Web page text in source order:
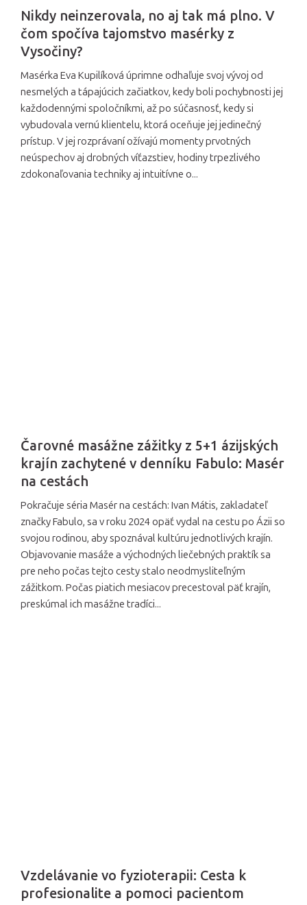
Nikdy neinzerovala, no aj tak má plno. V
čom spočíva tajomstvo masérky z
Vysočiny?
Masérka Eva Kupilíková úprimne odhaľuje svoj vývoj od
nesmelých a tápajúcich začiatkov, kedy boli pochybnosti jej
každodennými spoločníkmi, až po súčasnosť, kedy si
vybudovala vernú klientelu, ktorá oceňuje jej jedinečný
prístup. V jej rozprávaní ožívajú momenty prvotných
neúspechov aj drobných víťazstiev, hodiny trpezlivého
zdokonaľovania techniky aj intuitívne o...
Čarovné masážne zážitky z 5+1 ázijských
krajín zachytené v denníku Fabulo: Masér
na cestách
Pokračuje séria Masér na cestách: Ivan Mátis, zakladateľ
značky Fabulo, sa v roku 2024 opäť vydal na cestu po Ázii so
svojou rodinou, aby spoznával kultúru jednotlivých krajín.
Objavovanie masáže a východných liečebných praktík sa
pre neho počas tejto cesty stalo neodmysliteľným
zážitkom. Počas piatich mesiacov precestoval päť krajín,
preskúmal ich masážne tradíci...
Vzdelávanie vo fyzioterapii: Cesta k
profesionalite a pomoci pacientom